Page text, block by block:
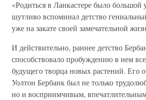
«Родиться в Ланкастере было большой
шутливо вспоминал детство
уже на закате своей замечательной
И действительно, раннее детство
способствовало пробуждению в нем
будущего творца новых растений. Его
Уолтон Бербанк был не только
но и восприимчивым,